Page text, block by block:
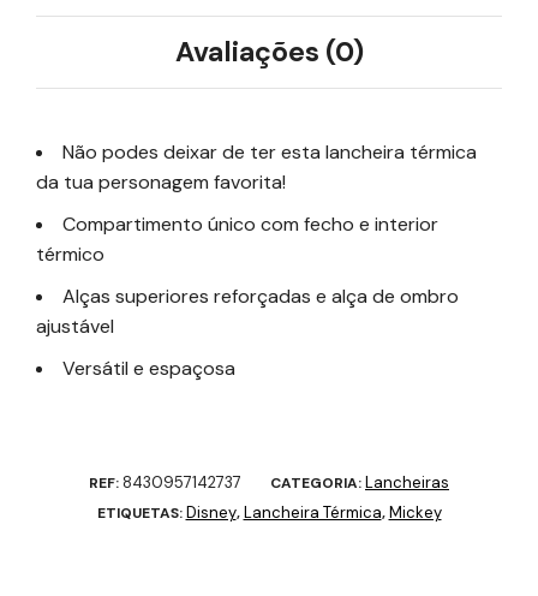
Avaliações (0)
Não podes deixar de ter esta lancheira térmica
da tua personagem favorita!
Compartimento único com fecho e interior
térmico
Alças superiores reforçadas e alça de ombro
ajustável
Versátil e espaçosa
REF:8430957142737 CATEGORIA:Lancheiras
ETIQUETAS:Disney,Lancheira Térmica,Mickey